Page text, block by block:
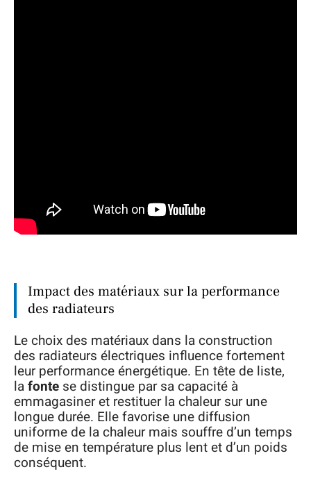
Impact des matériaux sur la performance
des radiateurs
Le choix des matériaux dans la construction
des radiateurs électriques influence fortement
leur performance énergétique. En tête de liste,
lafonte se distingue par sa capacité à
emmagasiner et restituer la chaleur sur une
longue durée. Elle favorise une diffusion
uniforme de la chaleur mais souffre d’un temps
de mise en température plus lent et d’un poids
conséquent.